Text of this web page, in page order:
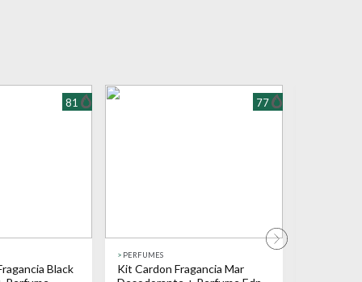
81
Black
77
> PERFUMES
Kit Cardon Fragancia Mar